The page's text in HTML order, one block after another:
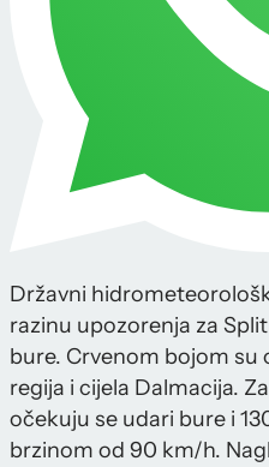
Državni
razinu upozorenja za
bure. Crvenom bojom su
regija i cijela Dalmacija.
očekuju se udari bure i
brzinom od 90 km/h.